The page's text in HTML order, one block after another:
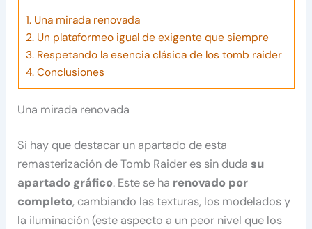
1.Una mirada renovada
2.Un plataformeo igual de exigente que siempre
3.Respetando la esencia clásica de los tomb raider
4.Conclusiones
Una mirada renovada
Si hay que destacar un apartado de esta
remasterización de Tomb Raider es sin dudasu
apartado gráfico. Este se ha renovado por
completo, cambiando las texturas, los modelados y
la iluminación (este aspecto a un peor nivel que los